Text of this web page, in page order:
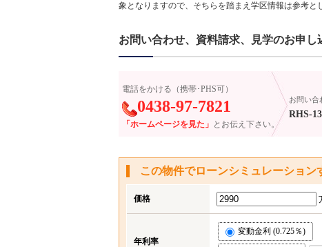
象となりますので、そちらを踏まえ学区情報は参考と
お問い合わせ、資料請求、見学のお申し
電話をかける（携帯･PHS可）
0438-97-7821
「ホームページを見た」 とお伝え下さい。
お問い合
RHS-
この物件でローンシミュレーション
価格
年利率
変動金利 (0.725％)